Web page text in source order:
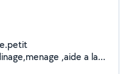
,aide a la